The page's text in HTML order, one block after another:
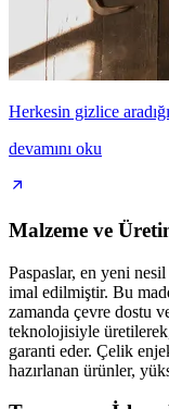
Herkesin gizlice
devamını oku
Malzeme ve
Paspaslar, en yeni
imal edilmiştir. Bu
zamanda çevre dostu
teknolojisiyle
garanti eder. Çelik
hazırlanan ürünler,